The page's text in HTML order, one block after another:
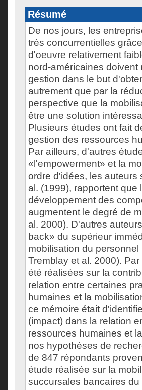
Résumé
De nos jours, les
très concurrentielles
d'oeuvre relativement
nord-américaines
gestion dans le but
autrement que par la
perspective que la
être une solution
Plusieurs études ont fait
gestion des ressources
Par ailleurs, d'autres
«l'empowerment» et la
ordre d'idées, les auteurs
al. (1999), rapportent que
développement des
augmentent le degré de
al. 2000). D'autres
back» du supérieur
mobilisation du
Tremblay et al. 2000).
été réalisées sur la
relation entre certaines
humaines et la
ce mémoire était
(impact) dans la relation
ressources humaines et
nos hypothèses de
de 847 répondants
étude réalisée sur la
succursales bancaires